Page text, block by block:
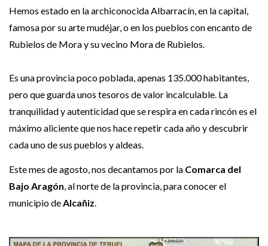
Hemos estado en la archiconocida Albarracín, en la capital,
famosa por su arte mudéjar, o en los pueblos con encanto de
Rubielos de Mora y su vecino Mora de Rubielos.
Es una provincia poco poblada, apenas 135.000 habitantes,
pero que guarda unos tesoros de valor incalculable. La
tranquilidad y autenticidad que se respira en cada rincón es el
máximo aliciente que nos hace repetir cada año y descubrir
cada uno de sus pueblos y aldeas.
Este mes de agosto, nos decantamos por la Comarca del
Bajo Aragón, al norte de la provincia, para conocer el
municipio deAlcañiz.